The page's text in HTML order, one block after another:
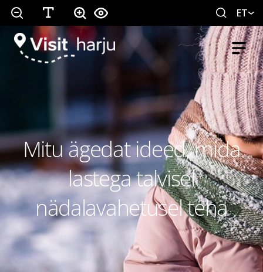
ET
Mitu ägedat ideed, mida
lastega talvisel
nädalavahetusel teha